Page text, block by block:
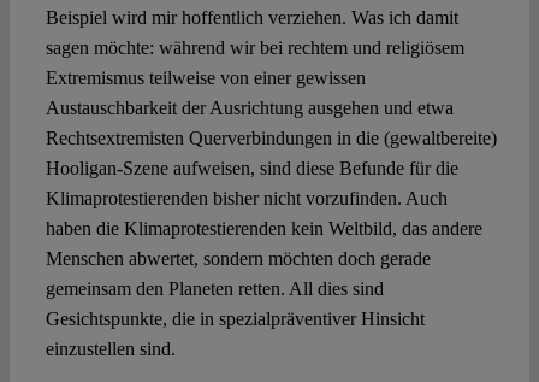
Beispiel wird mir hoffentlich verziehen. Was ich damit
sagen möchte: während wir bei rechtem und religiösem
Extremismus teilweise von einer gewissen
Austauschbarkeit der Ausrichtung ausgehen und etwa
Rechtsextremisten Querverbindungen in die (gewaltbereite)
Hooligan-Szene aufweisen, sind diese Befunde für die
Klimaprotestierenden bisher nicht vorzufinden. Auch
haben die Klimaprotestierenden kein Weltbild, das andere
Menschen abwertet, sondern möchten doch gerade
gemeinsam den Planeten retten. All dies sind
Gesichtspunkte, die in spezialpräventiver Hinsicht
einzustellen sind.